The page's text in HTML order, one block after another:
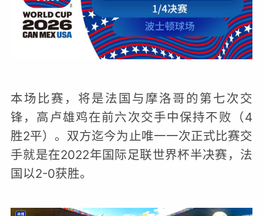
本场比赛，将是法国与摩洛哥的第七次交
锋，高卢雄鸡在前六次交手中保持不败（4
胜2平）。双方迄今为止唯一一次正式比赛交
手就是在2022年国际足联世界杯半决赛，法
国以2-0获胜。